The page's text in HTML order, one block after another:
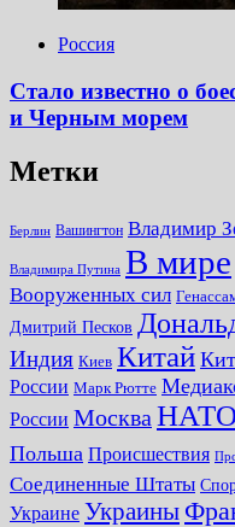
Россия
Стало известно о
и Черным морем
Метки
Берлин Вашингтон Владимир
Владимира Путина В мире
Вооруженных сил
Дмитрий Песков
Индия Киев Китай
России Марк Рютте
России Москва НАТО
Польша Происшествия
Соединенные Штаты
Украине Украины